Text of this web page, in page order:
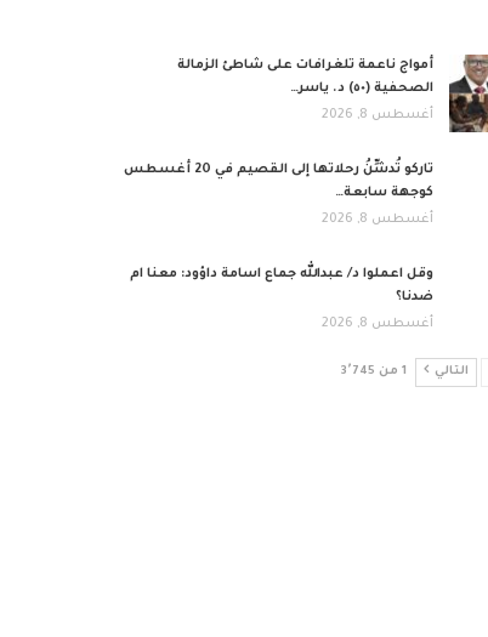
أمواج ناعمة تلغرافات على شاطئ الزمالة
الصحفية (٥٠) د. ياسر…
أغسطس 8, 2026
تاركو تُدشِّنُ رحلاتها إلى القصيم في 20 أغسطس
كوجهة سابعة…
أغسطس 8, 2026
وقل اعملوا د/ عبدالله جماع اسامة داؤود: معنا ام
ضدنا؟
أغسطس 8, 2026
التالي 1 من 3٬745